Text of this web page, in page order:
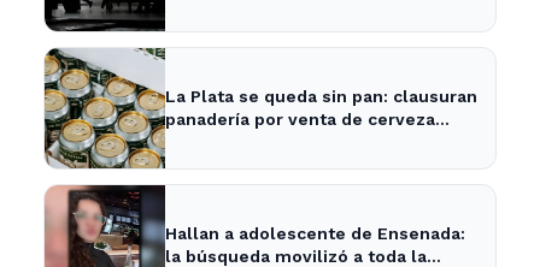
La Plata se queda sin pan: clausuran
panadería por venta de cerveza
Hallan a adolescente de Ensenada:
la búsqueda movilizó a toda la